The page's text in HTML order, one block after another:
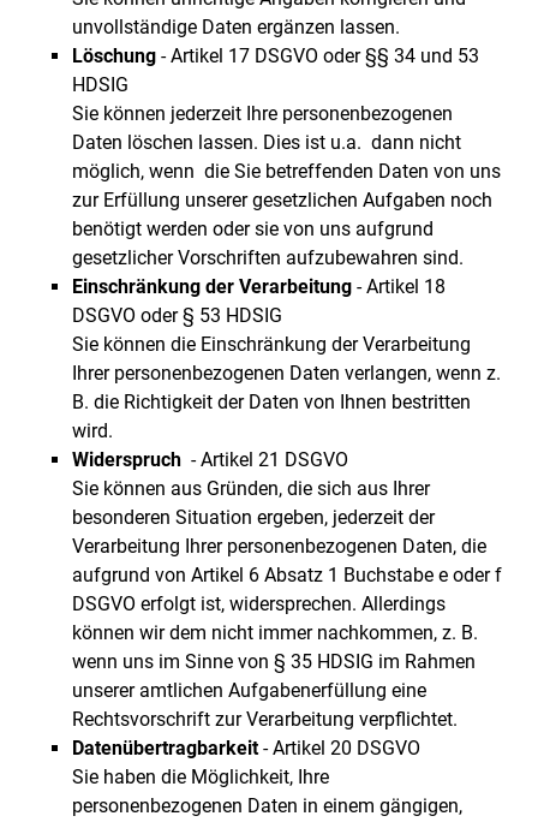
unvollständige Daten ergänzen lassen.
Löschung - Artikel 17 DSGVO oder §§ 34 und 53
HDSIG
Sie können jederzeit Ihre personenbezogenen
Daten löschen lassen. Dies ist u.a. dann nicht
möglich, wenn die Sie betreffenden Daten von uns
zur Erfüllung unserer gesetzlichen Aufgaben noch
benötigt werden oder sie von uns aufgrund
gesetzlicher Vorschriften aufzubewahren sind.
Einschränkung der Verarbeitung - Artikel 18
DSGVO oder § 53 HDSIG
Sie können die Einschränkung der Verarbeitung
Ihrer personenbezogenen Daten verlangen, wenn z.
B. die Richtigkeit der Daten von Ihnen bestritten
wird.
Widerspruch - Artikel 21 DSGVO
Sie können aus Gründen, die sich aus Ihrer
besonderen Situation ergeben, jederzeit der
Verarbeitung Ihrer personenbezogenen Daten, die
aufgrund von Artikel 6 Absatz 1 Buchstabe e oder f
DSGVO erfolgt ist, widersprechen. Allerdings
können wir dem nicht immer nachkommen, z. B.
wenn uns im Sinne von § 35 HDSIG im Rahmen
unserer amtlichen Aufgabenerfüllung eine
Rechtsvorschrift zur Verarbeitung verpflichtet.
Datenübertragbarkeit- Artikel 20 DSGVO
Sie haben die Möglichkeit, Ihre
personenbezogenen Daten in einem gängigen,